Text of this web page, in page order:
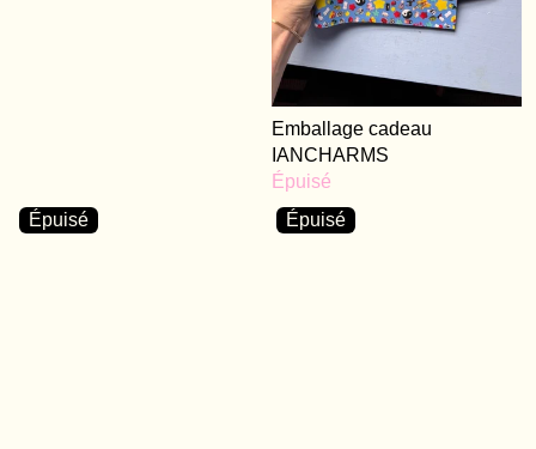
Emballage cadeau
IANCHARMS
Épuisé
Épuisé
Épuisé